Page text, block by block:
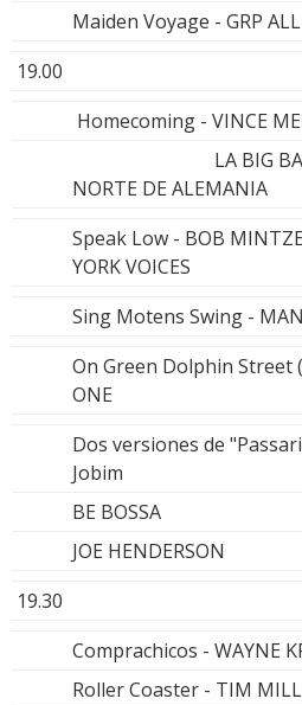
Maiden Voyage - GRP
19.00
Homecoming - VINCE
LA BIG BAND
NORTE DE ALEMANIA
Speak Low - BOB
YORK VOICES
Sing Motens Swing -
On Green Dolphin Street
ONE
Dos versiones de
Jobim
BE BOSSA
JOE HENDERSON
19.30
Comprachicos - WAYNE
Roller Coaster - TIM